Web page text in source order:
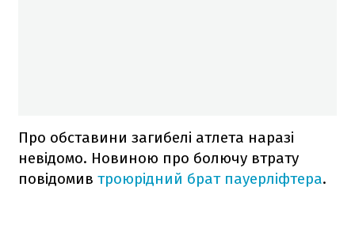
Про обставини загибелі атлета наразі
невідомо. Новиною про болючу втрату
повідомив троюрідний брат пауерліфтера.